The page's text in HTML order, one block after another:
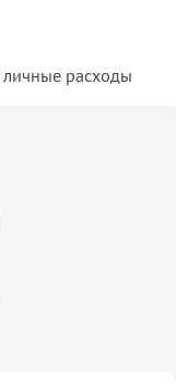
расходы